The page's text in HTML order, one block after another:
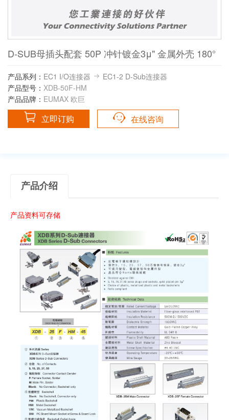
D-SUB母插头配套 50P 冲针镀金3μ" 金属外壳 180°
产品系列： EC1 I/O连接器
EC1-2 D-Sub连接器
产品型号： XDB-50F-HM
产品品牌： EUMAX 欧巨
立即订购 在线咨询
产品介绍
产品资料可存储